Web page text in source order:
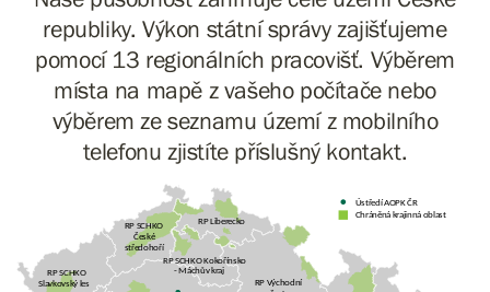
republiky. Výkon státní správy zajišťujeme
pomocí 13 regionálních pracovišť. Výběrem
místa na mapě z vašeho počítače nebo
výběrem ze seznamu území z mobilního
telefonu zjistíte příslušný kontakt.
RP SCHKO
Slavkovský les
RP Východní
RP Liberecko
RP SCHKO
České
středohoří
RP SCHKO Kokořínsko
- Máchův kraj
Ústředí AOPK ČR
Chráněná krajinná oblast